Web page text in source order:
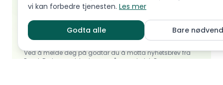
Abonner
Ved å melde deg på godtar du å motta nyhetsbrev fra
Pond. Du kan melde deg av når som helst. Personvern
vi kan forbedre tjenesten. Les mer
Godta alle Bare